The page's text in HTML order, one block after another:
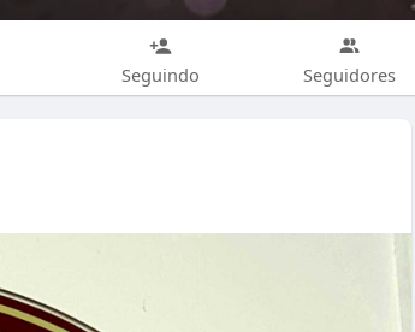
Seguindo Seguidores